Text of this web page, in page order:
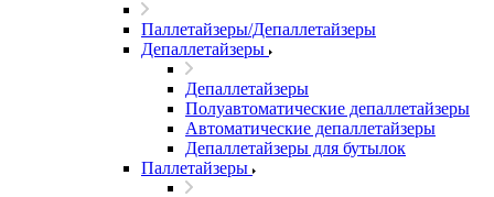
Паллетайзеры/Депаллетайзеры
Депаллетайзеры
Депаллетайзеры
Полуавтоматические депаллетайзеры
Автоматические депаллетайзеры
Депаллетайзеры для бутылок
Паллетайзеры